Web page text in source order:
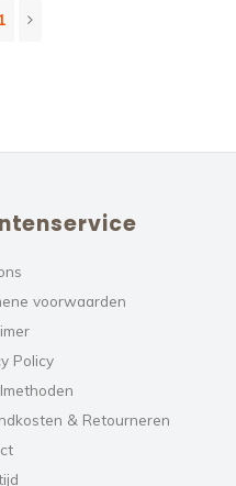
voorwaarden
Policy
& Retourneren